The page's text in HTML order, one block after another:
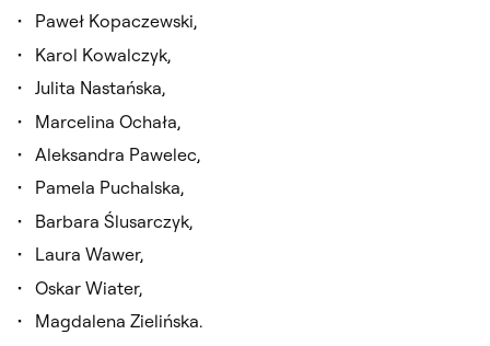
Paweł Kopaczewski,
Karol Kowalczyk,
Julita Nastańska,
Marcelina Ochała,
Aleksandra Pawelec,
Pamela Puchalska,
Barbara Ślusarczyk,
Laura Wawer,
Oskar Wiater,
Magdalena Zielińska.